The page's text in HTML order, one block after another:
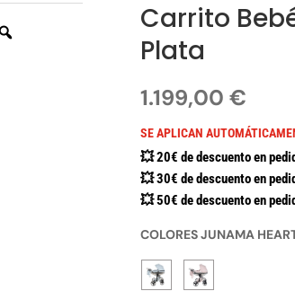
Carrito
Plata
1.199,00 €
SE APLICAN
💥 20€ de descuento en
💥 30€ de descuento en
💥 50€ de descuento en
COLORES JUNAMA